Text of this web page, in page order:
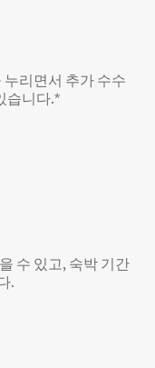
리면서 추가 수수
습니다.*
수 있고, 숙박 기간
.